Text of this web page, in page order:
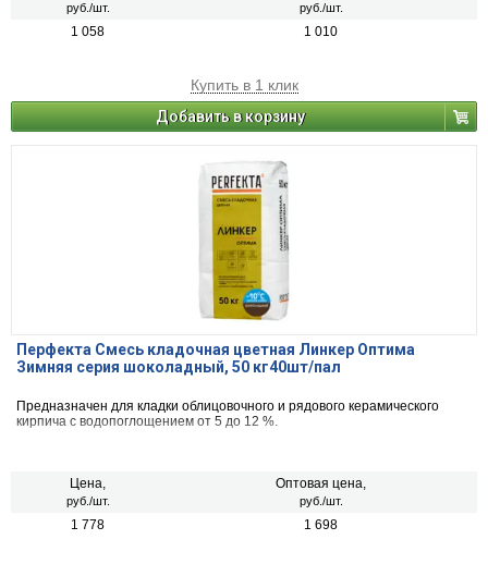
руб./шт. руб./шт.
1 058 1 010
Купить в 1 клик
Добавить в корзину
Перфекта Смесь кладочная цветная Линкер Оптима
Зимняя серия шоколадный, 50 кг40шт/пал
Предназначен для кладки облицовочного и рядового керамического
кирпича с водопоглощением от 5 до 12 %.
Цена,
руб./шт.
Оптовая цена,
руб./шт.
1 778 1 698